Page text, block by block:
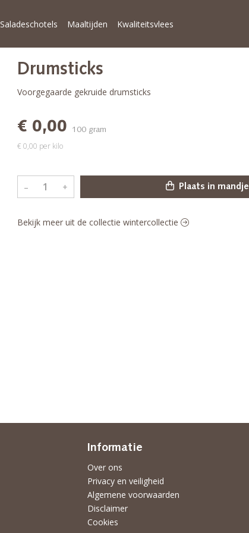
Saladeschotels Maaltijden Kwaliteitsvlees
Drumsticks
Voorgegaarde gekruide drumsticks
€ 0,00 100 gram
€ 0,00 per kilo
– + Plaats in mandje
Bekijk meer uit de collectie wintercollectie
Informatie
Over ons
Privacy en veiligheid
Algemene voorwaarden
Disclaimer
Cookies